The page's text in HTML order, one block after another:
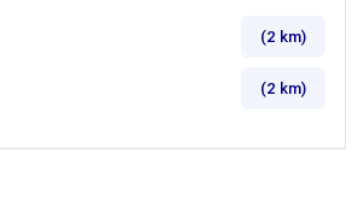
(2 km)
(2 km)